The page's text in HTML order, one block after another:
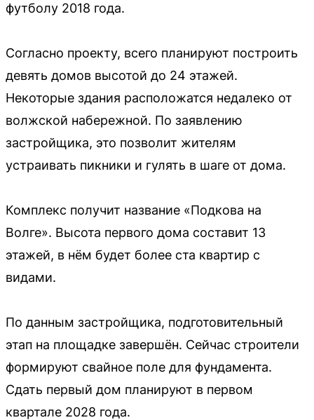
футболу 2018 года.
Согласно проекту, всего планируют построить
девять домов высотой до 24 этажей.
Некоторые здания расположатся недалеко от
волжской набережной. По заявлению
застройщика, это позволит жителям
устраивать пикники и гулять в шаге от дома.
Комплекс получит название «Подкова на
Волге». Высота первого дома составит 13
этажей, в нём будет более ста квартир с
видами.
По данным застройщика, подготовительный
этап на площадке завершён. Сейчас строители
формируют свайное поле для фундамента.
Сдать первый дом планируют в первом
квартале 2028 года.